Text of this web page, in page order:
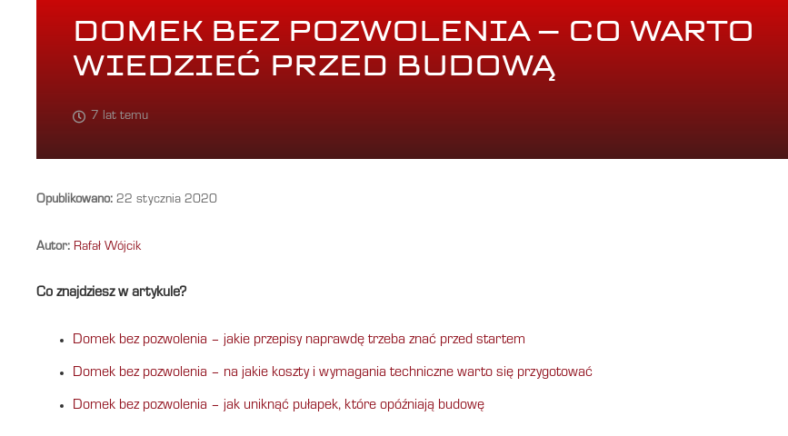
DOMEK BEZ POZWOLENIA – CO WARTO
WIEDZIEĆ PRZED BUDOWĄ
7 lat temu
Opublikowano: 22 stycznia 2020
Autor: Rafał Wójcik
Co znajdziesz w artykule?
Domek bez pozwolenia – jakie przepisy naprawdę trzeba znać przed startem
Domek bez pozwolenia – na jakie koszty i wymagania techniczne warto się przygotować
Domek bez pozwolenia – jak uniknąć pułapek, które opóźniają budowę